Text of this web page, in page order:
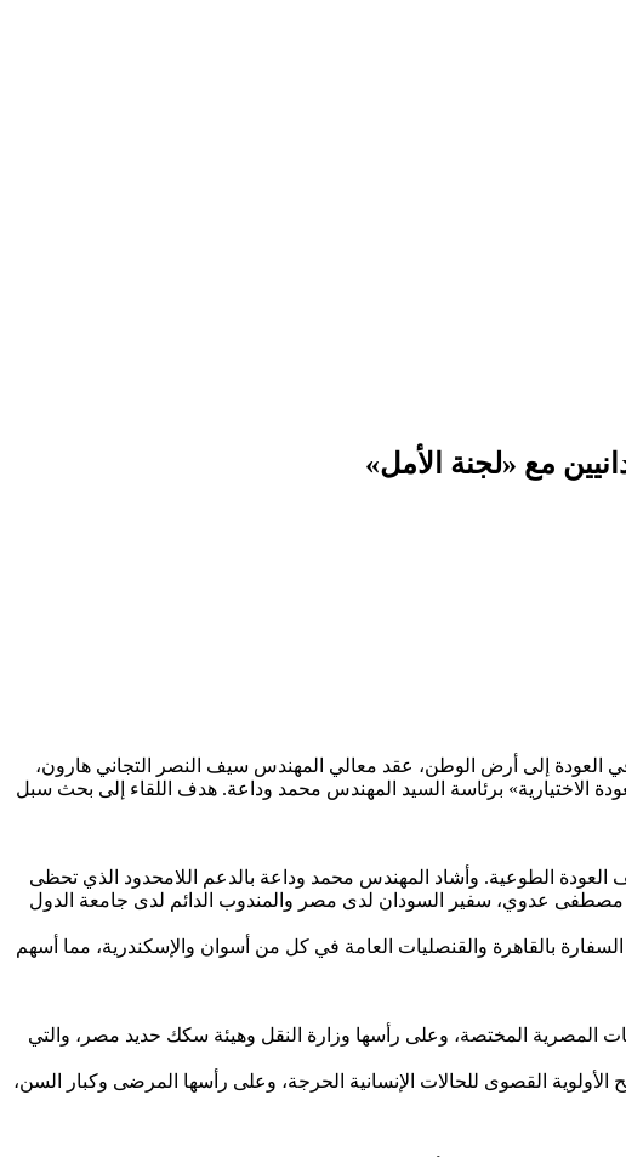
مع «لجنة الأمل»
العودة إلى أرض الوطن، عقد معالي المهندس سيف النصر التجاني هارون،
الاختيارية» برئاسة السيد المهندس محمد وداعة. هدف اللقاء إلى بحث سبل
الطوعية. وأشاد المهندس محمد وداعة بالدعم اللامحدود الذي تحظى
مصطفى عدوي، سفير السودان لدى مصر والمندوب الدائم لدى جامعة الدول
بالقاهرة والقنصليات العامة في كل من أسوان والإسكندرية، مما أسهم
المصرية المختصة، وعلى رأسها وزارة النقل وهيئة سكك حديد مصر، والتي
القصوى للحالات الإنسانية الحرجة، وعلى رأسها المرضى وكبار السن،